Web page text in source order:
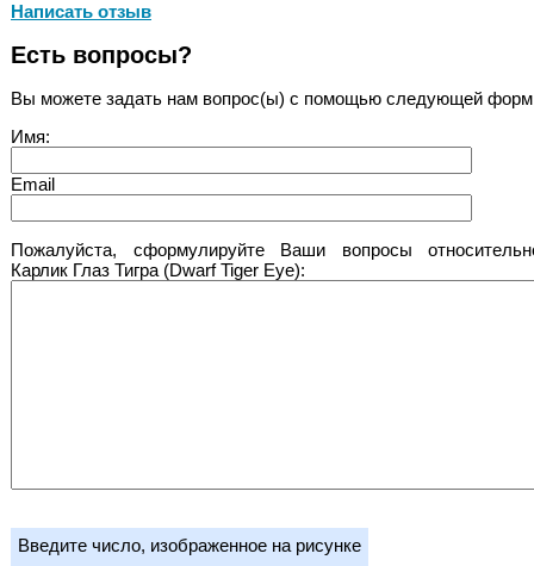
Написать отзыв
Есть вопросы?
Вы можете задать нам вопрос(ы) с помощью следующей
Имя:
Email
Пожалуйста, сформулируйте Ваши вопросы
Карлик Глаз Тигра (Dwarf Tiger Eye):
Введите число, изображенное на рисунке